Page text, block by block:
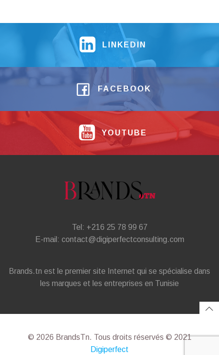
LINKEDIN
FACEBOOK
YOUTUBE
Tel: +216 25 78 99 67
E-mail: contact@digiperfectconsulting.com
Brands.tn est le premier site Internet qui se spécialise dans
les marques et les entreprises en Tunisie
© 2026 BrandsTn. Tous droits réservés © 2021
Digiperfect